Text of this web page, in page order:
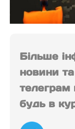
Більше
новини
телеграм
будь в